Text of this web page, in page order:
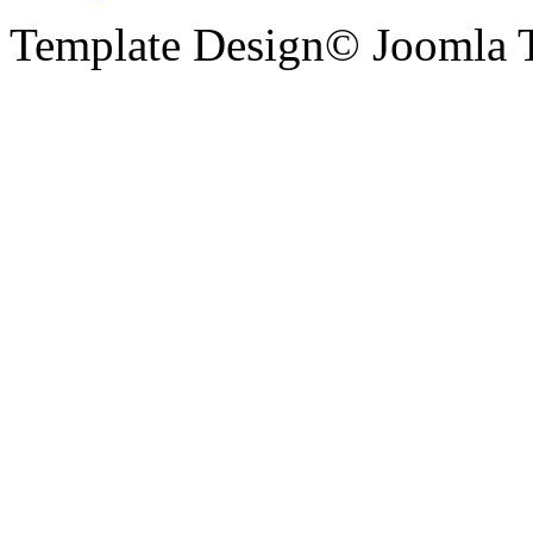
Template Design© Joomla